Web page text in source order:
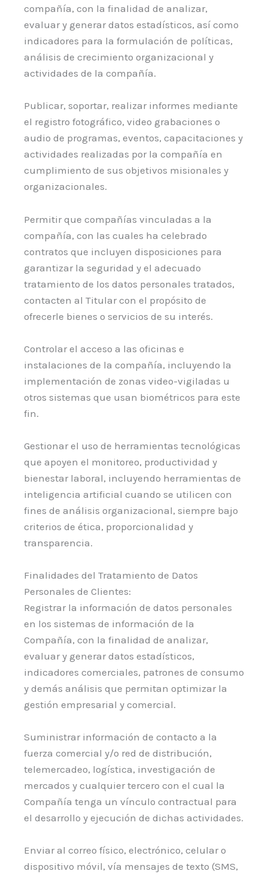
compañía, con la finalidad de analizar,
evaluar y generar datos estadísticos, así como
indicadores para la formulación de políticas,
análisis de crecimiento organizacional y
actividades de la compañía.
Publicar, soportar, realizar informes mediante
el registro fotográfico, video grabaciones o
audio de programas, eventos, capacitaciones y
actividades realizadas por la compañía en
cumplimiento de sus objetivos misionales y
organizacionales.
Permitir que compañías vinculadas a la
compañía, con las cuales ha celebrado
contratos que incluyen disposiciones para
garantizar la seguridad y el adecuado
tratamiento de los datos personales tratados,
contacten al Titular con el propósito de
ofrecerle bienes o servicios de su interés.
Controlar el acceso a las oficinas e
instalaciones de la compañía, incluyendo la
implementación de zonas video-vigiladas u
otros sistemas que usan biométricos para este
fin.
Gestionar el uso de herramientas tecnológicas
que apoyen el monitoreo, productividad y
bienestar laboral, incluyendo herramientas de
inteligencia artificial cuando se utilicen con
fines de análisis organizacional, siempre bajo
criterios de ética, proporcionalidad y
transparencia.
Finalidades del Tratamiento de Datos
Personales de Clientes:
Registrar la información de datos personales
en los sistemas de información de la
Compañía, con la finalidad de analizar,
evaluar y generar datos estadísticos,
indicadores comerciales, patrones de consumo
y demás análisis que permitan optimizar la
gestión empresarial y comercial.
Suministrar información de contacto a la
fuerza comercial y/o red de distribución,
telemercadeo, logística, investigación de
mercados y cualquier tercero con el cual la
Compañía tenga un vínculo contractual para
el desarrollo y ejecución de dichas actividades.
Enviar al correo físico, electrónico, celular o
dispositivo móvil, vía mensajes de texto (SMS,